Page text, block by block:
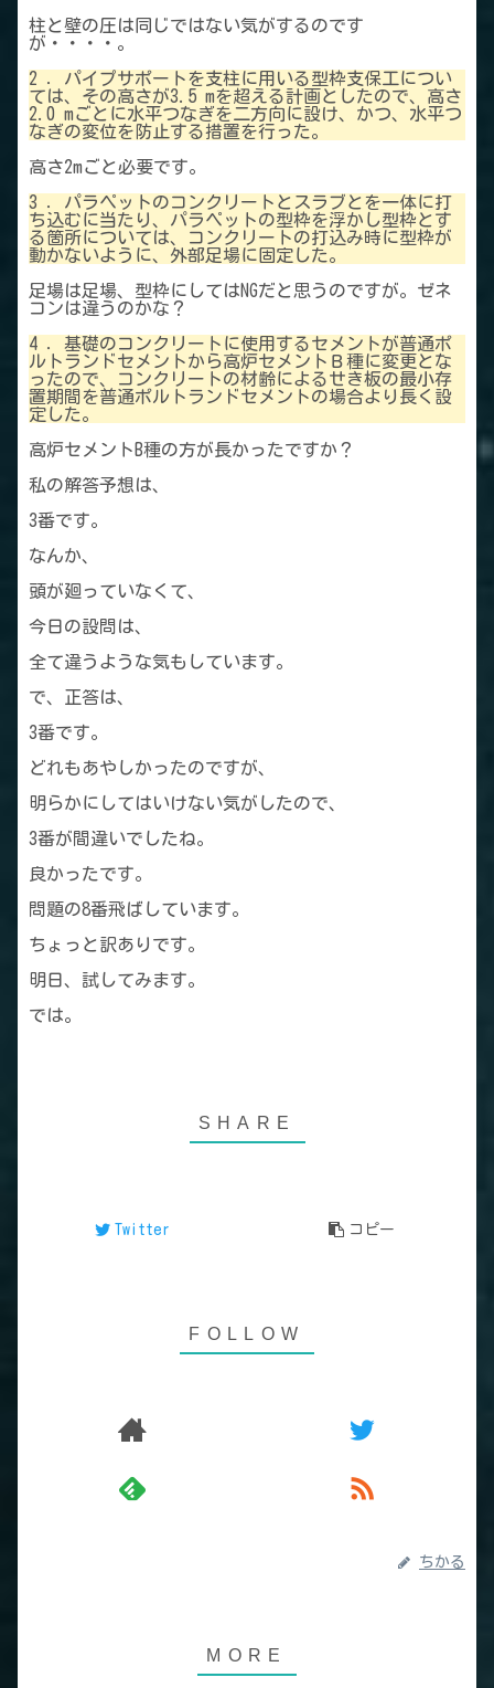
柱と壁の圧は同じではない気がするのです
が・・・・。
2 ．パイプサポートを支柱に用いる型枠支保工につい
ては、その高さが3.5 mを超える計画としたので、高さ
2.0 mごとに水平つなぎを二方向に設け、かつ、水平つ
なぎの変位を防止する措置を行った。
高さ2mごと必要です。
3 ．パラペットのコンクリートとスラブとを一体に打
ち込むに当たり、パラペットの型枠を浮かし型枠とす
る箇所については、コンクリートの打込み時に型枠が
動かないように、外部足場に固定した。
足場は足場、型枠にしてはNGだと思うのですが。ゼネ
コンは違うのかな？
4 ．基礎のコンクリートに使用するセメントが普通ポ
ルトランドセメントから高炉セメントＢ種に変更とな
ったので、コンクリートの材齢によるせき板の最小存
置期間を普通ポルトランドセメントの場合より長く設
定した。
高炉セメントB種の方が長かったですか？
私の解答予想は、
3番です。
なんか、
頭が廻っていなくて、
今日の設問は、
全て違うような気もしています。
で、正答は、
3番です。
どれもあやしかったのですが、
明らかにしてはいけない気がしたので、
3番が間違いでしたね。
良かったです。
問題の8番飛ばしています。
ちょっと訳ありです。
明日、試してみます。
では。
Twitter コピー
ちかる